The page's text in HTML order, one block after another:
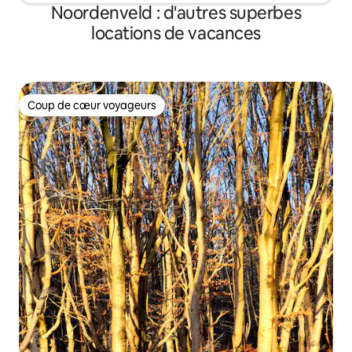
Noordenveld : d'autres superbes
locations de vacances
Coup de cœur voyageurs
Coup de cœur voyageurs